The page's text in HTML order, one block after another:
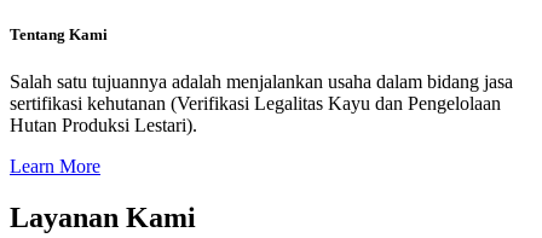
Tentang Kami
Salah satu tujuannya adalah menjalankan usaha dalam bidang jasa
sertifikasi kehutanan (Verifikasi Legalitas Kayu dan Pengelolaan
Hutan Produksi Lestari).
Learn More
Layanan Kami